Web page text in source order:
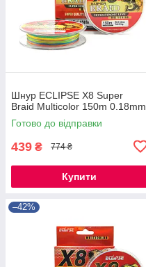
Шнур ECLIPSE X8 Super
Braid Multicolor 150m 0.18mm
Готово до відправки
439 ₴ 774 ₴
Купити
–42%